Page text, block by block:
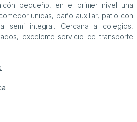
pequeño, en el primer nivel una
unidas, baño auxiliar, patio con
semi integral. Cercana a colegios,
excelente servicio de transporte